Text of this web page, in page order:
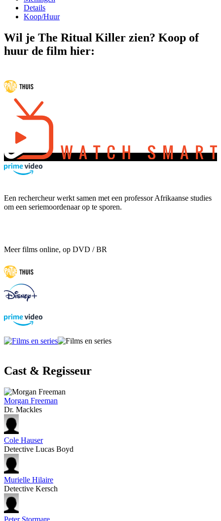
Details
Koop/Huur
Wil je The Ritual Killer zien? Koop of
huur de film hier:
Een rechercheur werkt samen met een professor Afrikaanse studies
om een seriemoordenaar op te sporen.
Meer films online, op DVD / BR
Cast & Regisseur
Morgan Freeman
Dr. Mackles
Cole Hauser
Detective Lucas Boyd
Murielle Hilaire
Detective Kersch
Peter Stormare